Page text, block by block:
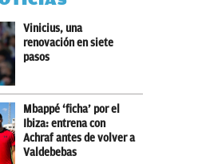
Vinicius, una
renovación en siete
pasos
Mbappé ‘ficha’ por el
Ibiza: entrena con
Achraf antes de volver a
Valdebebas